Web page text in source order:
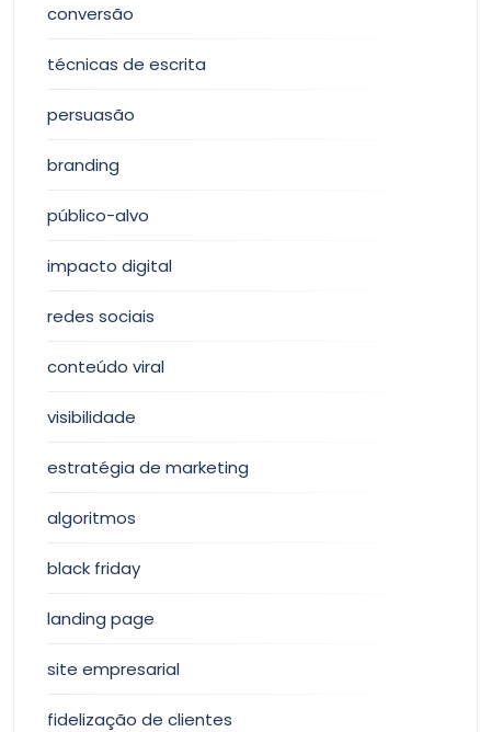
conversão
técnicas de escrita
persuasão
branding
público-alvo
impacto digital
redes sociais
conteúdo viral
visibilidade
estratégia de marketing
algoritmos
black friday
landing page
site empresarial
fidelização de clientes